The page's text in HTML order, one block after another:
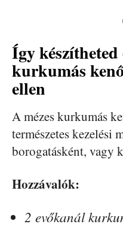
Így készítheted
kurkumás
ellen
A mézes kurkumás
természetes kezelési
borogatásként, vagy
Hozzávalók:
2 evőkanál